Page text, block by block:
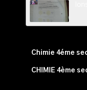
Chimie 4éme
CHIMIE 4ème